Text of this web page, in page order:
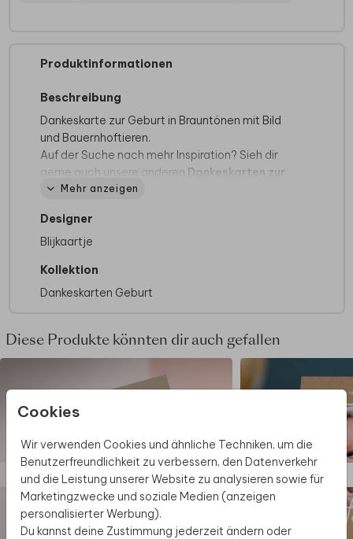
Cookies
Wir verwenden Cookies und ähnliche Techniken, um die
Benutzerfreundlichkeit zu verbessern, den Datenverkehr
und die Leistung unserer Website zu analysieren sowie für
Marketingzwecke und soziale Medien (anzeigen
personalisierter Werbung).
Du kannst deine Zustimmung jederzeit ändern oder
Produktinformationen
Beschreibung
Dankeskarte zur Geburt in Brauntönen mit Bild
und Bauernhoftieren.
Auf der Suche nach mehr Inspiration? Sieh dir
gerne auch unsere anderen Dankeskarten zur
Geburtan.
Mehr anzeigen
Designer
Blijkaartje
Kollektion
Dankeskarten Geburt
Diese Produkte könnten dir auch gefallen